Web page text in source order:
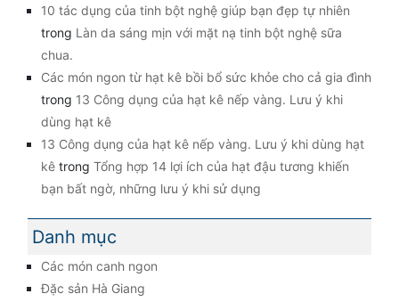
10 tác dụng của tinh bột nghệ giúp bạn đẹp tự nhiên
trong Làn da sáng mịn với mặt nạ tinh bột nghệ sữa
chua.
Các món ngon từ hạt kê bồi bổ sức khỏe cho cả gia đình
trong 13 Công dụng của hạt kê nếp vàng. Lưu ý khi
dùng hạt kê
13 Công dụng của hạt kê nếp vàng. Lưu ý khi dùng hạt
kê trong Tổng hợp 14 lợi ích của hạt đậu tương khiến
bạn bất ngờ, những lưu ý khi sử dụng
Danh mục
Các món canh ngon
Đặc sản Hà Giang